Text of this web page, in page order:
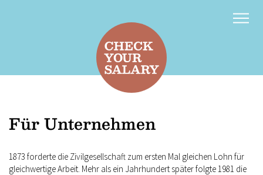
d f
Für Unternehmen
1873 forderte die Zivilgesellschaft zum ersten Mal gleichen Lohn für
gleichwertige Arbeit. Mehr als ein Jahrhundert später folgte 1981 die